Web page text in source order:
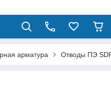
арматура Отводы ПЭ